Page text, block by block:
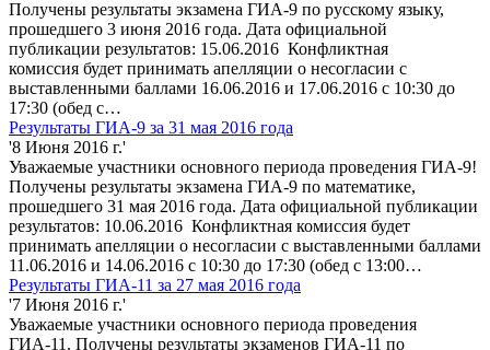
Получены результаты экзамена ГИА-9 по русскому языку,
прошедшего 3 июня 2016 года. Дата официальной
публикации результатов: 15.06.2016 Конфликтная
комиссия будет принимать апелляции о несогласии с
выставленными баллами 16.06.2016 и 17.06.2016 с 10:30 до
17:30 (обед с…
Результаты ГИА-9 за 31 мая 2016 года
'8 Июня 2016 г.'
Уважаемые участники основного периода проведения ГИА-9!
Получены результаты экзамена ГИА-9 по математике,
прошедшего 31 мая 2016 года. Дата официальной публикации
результатов: 10.06.2016 Конфликтная комиссия будет
принимать апелляции о несогласии с выставленными баллами
11.06.2016 и 14.06.2016 с 10:30 до 17:30 (обед с 13:00…
Результаты ГИА-11 за 27 мая 2016 года
'7 Июня 2016 г.'
Уважаемые участники основного периода проведения
ГИА-11. Получены результаты экзаменов ГИА-11 по